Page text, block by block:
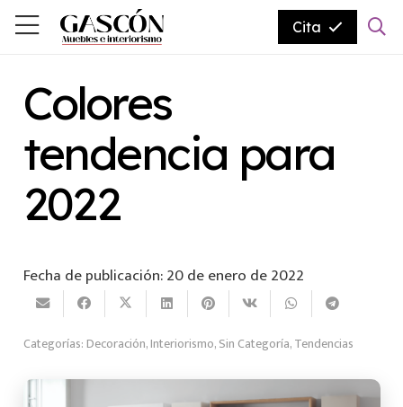
Cita
Colores
tendencia para
2022
Fecha de publicación:20 de enero de 2022
Categorías:Decoración,Interiorismo,Sin Categoría,Tendencias